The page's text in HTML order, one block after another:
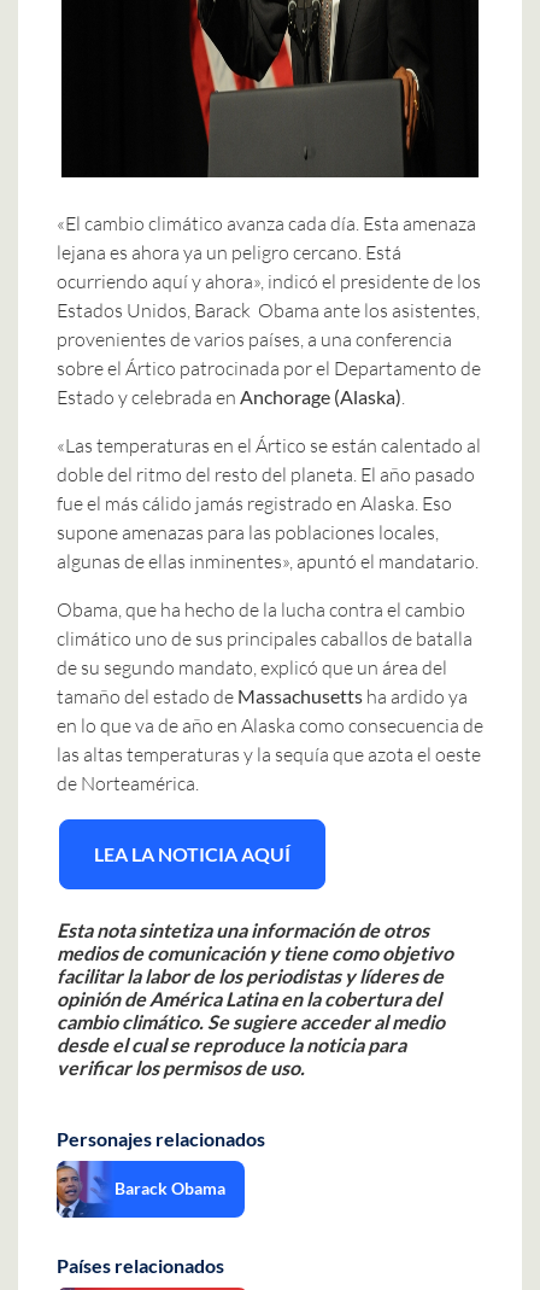
«El cambio climático avanza cada día. Esta amenaza
lejana es ahora ya un peligro cercano. Está
ocurriendo aquí y ahora», indicó el presidente de los
Estados Unidos, Barack Obama ante los asistentes,
provenientes de varios países, a una conferencia
sobre el Ártico patrocinada por el Departamento de
Estado y celebrada en Anchorage (Alaska)
«Las temperaturas en el Ártico se están calentado al
doble del ritmo del resto del planeta. El año pasado
fue el más cálido jamás registrado en Alaska. Eso
supone amenazas para las poblaciones locales,
algunas de ellas inminentes», apuntó el mandatario.
Obama, que ha hecho de la lucha contra el cambio
climático uno de sus principales caballos de batalla
de su segundo mandato, explicó que un área del
tamaño del estado de Massachusetts ha ardido ya
en lo que va de año en Alaska como consecuencia de
las altas temperaturas y la sequía que azota el oeste
de Norteamérica.
LEA LA NOTICIA AQUÍ
Esta nota sintetiza una información de otros
medios de comunicación y tiene como objetivo
facilitar la labor de los periodistas y líderes de
opinión de América Latina en la cobertura del
cambio climático. Se sugiere acceder al medio
desde el cual se reproduce la noticia para
verificar los permisos de uso.
Personajes relacionados
Barack Obama
Países relacionados